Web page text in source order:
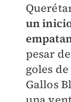
un
pesar
goles
Gallos